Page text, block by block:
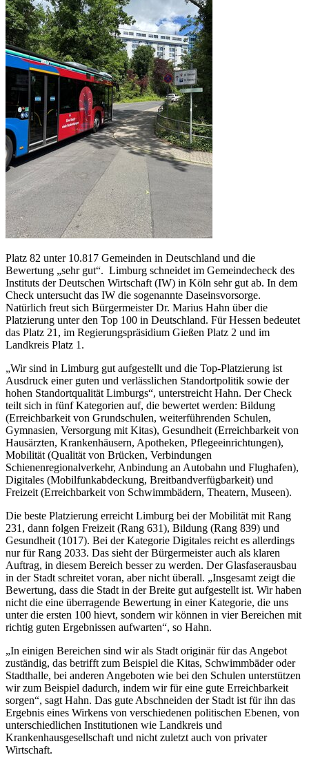
Platz 82 unter 10.817 Gemeinden in Deutschland und die
Bewertung „sehr gut“. Limburg schneidet im Gemeindecheck des
Instituts der Deutschen Wirtschaft (IW) in Köln sehr gut ab. In dem
Check untersucht das IW die sogenannte Daseinsvorsorge.
Natürlich freut sich Bürgermeister Dr. Marius Hahn über die
Platzierung unter den Top 100 in Deutschland. Für Hessen bedeutet
das Platz 21, im Regierungspräsidium Gießen Platz 2 und im
Landkreis Platz 1.
„Wir sind in Limburg gut aufgestellt und die Top-Platzierung ist
Ausdruck einer guten und verlässlichen Standortpolitik sowie der
hohen Standortqualität Limburgs“, unterstreicht Hahn. Der Check
teilt sich in fünf Kategorien auf, die bewertet werden: Bildung
(Erreichbarkeit von Grundschulen, weiterführenden Schulen,
Gymnasien, Versorgung mit Kitas), Gesundheit (Erreichbarkeit von
Hausärzten, Krankenhäusern, Apotheken, Pflegeeinrichtungen),
Mobilität (Qualität von Brücken, Verbindungen
Schienenregionalverkehr, Anbindung an Autobahn und Flughafen),
Digitales (Mobilfunkabdeckung, Breitbandverfügbarkeit) und
Freizeit (Erreichbarkeit von Schwimmbädern, Theatern, Museen).
Die beste Platzierung erreicht Limburg bei der Mobilität mit Rang
231, dann folgen Freizeit (Rang 631), Bildung (Rang 839) und
Gesundheit (1017). Bei der Kategorie Digitales reicht es allerdings
nur für Rang 2033. Das sieht der Bürgermeister auch als klaren
Auftrag, in diesem Bereich besser zu werden. Der Glasfaserausbau
in der Stadt schreitet voran, aber nicht überall. „Insgesamt zeigt die
Bewertung, dass die Stadt in der Breite gut aufgestellt ist. Wir haben
nicht die eine überragende Bewertung in einer Kategorie, die uns
unter die ersten 100 hievt, sondern wir können in vier Bereichen mit
richtig guten Ergebnissen aufwarten“, so Hahn.
„In einigen Bereichen sind wir als Stadt originär für das Angebot
zuständig, das betrifft zum Beispiel die Kitas, Schwimmbäder oder
Stadthalle, bei anderen Angeboten wie bei den Schulen unterstützen
wir zum Beispiel dadurch, indem wir für eine gute Erreichbarkeit
sorgen“, sagt Hahn. Das gute Abschneiden der Stadt ist für ihn das
Ergebnis eines Wirkens von verschiedenen politischen Ebenen, von
unterschiedlichen Institutionen wie Landkreis und
Krankenhausgesellschaft und nicht zuletzt auch von privater
Wirtschaft.